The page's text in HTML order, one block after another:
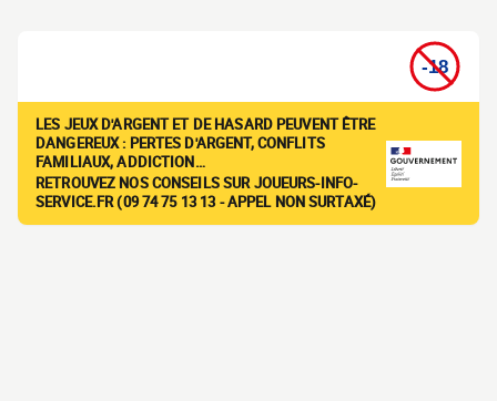
LES JEUX D'ARGENT ET DE HASARD PEUVENT ÊTRE
DANGEREUX : PERTES D'ARGENT, CONFLITS
FAMILIAUX, ADDICTION…
RETROUVEZ NOS CONSEILS SUR JOUEURS-INFO-
SERVICE.FR (09 74 75 13 13 - APPEL NON SURTAXÉ)